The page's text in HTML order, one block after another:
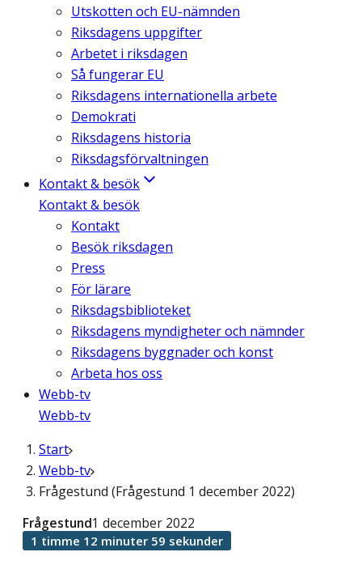
Utskotten och EU-nämnden
Riksdagens uppgifter
Arbetet i riksdagen
Så fungerar EU
Riksdagens internationella arbete
Demokrati
Riksdagens historia
Riksdagsförvaltningen
Kontakt & besök
Kontakt & besök
Kontakt
Besök riksdagen
Press
För lärare
Riksdagsbiblioteket
Riksdagens myndigheter och nämnder
Riksdagens byggnader och konst
Arbeta hos oss
Webb-tv
Webb-tv
Start
Webb-tv
Frågestund (Frågestund 1 december 2022)
Frågestund1 december 2022
1 timme 12 minuter 59 sekunder